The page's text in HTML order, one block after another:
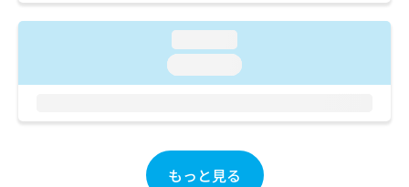
もっと見る
わ
は